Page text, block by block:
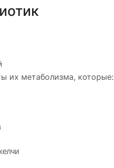
их метаболизма, которые: